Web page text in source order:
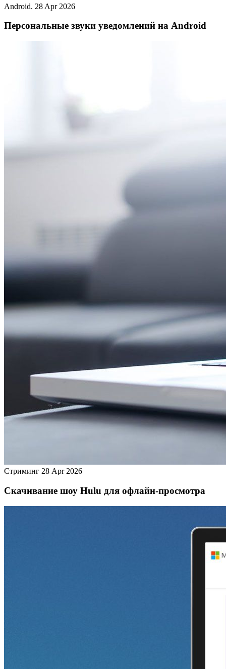
Android. 28 Apr 2026
Персональные звуки уведомлений на Android
Стриминг 28 Apr 2026
Скачивание шоу Hulu для офлайн‑просмотра